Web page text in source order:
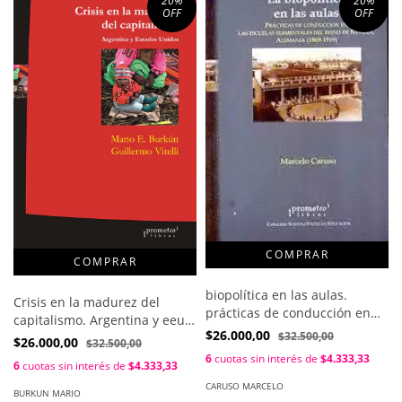
OFF
Crisis en la madurez del
capitalismo. Argentina y eeuu
/ Burkun Mario , Vitelli
$26.000,00 $32.500,00
6cuotas sin interés de $4.333,33
BURKUN MARIO
OFF
biopolítica en las aulas.
prácticas de conducción en
las escuelas elementales /
$26.000,00 $32.500,00
6cuotas sin interés de $4.333,33
CARUSO MARCELO